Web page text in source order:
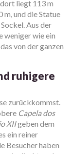
liegt 113 m
m, und die Statue
Aus der
weniger wie ein
von der ganzen
ruhigere
zurückkommst.
Capela dos
XIIgeben dem
ein reiner
Besucher haben